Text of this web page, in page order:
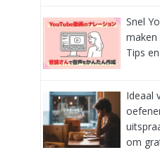
Snel
maken
Tips
Ideaal
om